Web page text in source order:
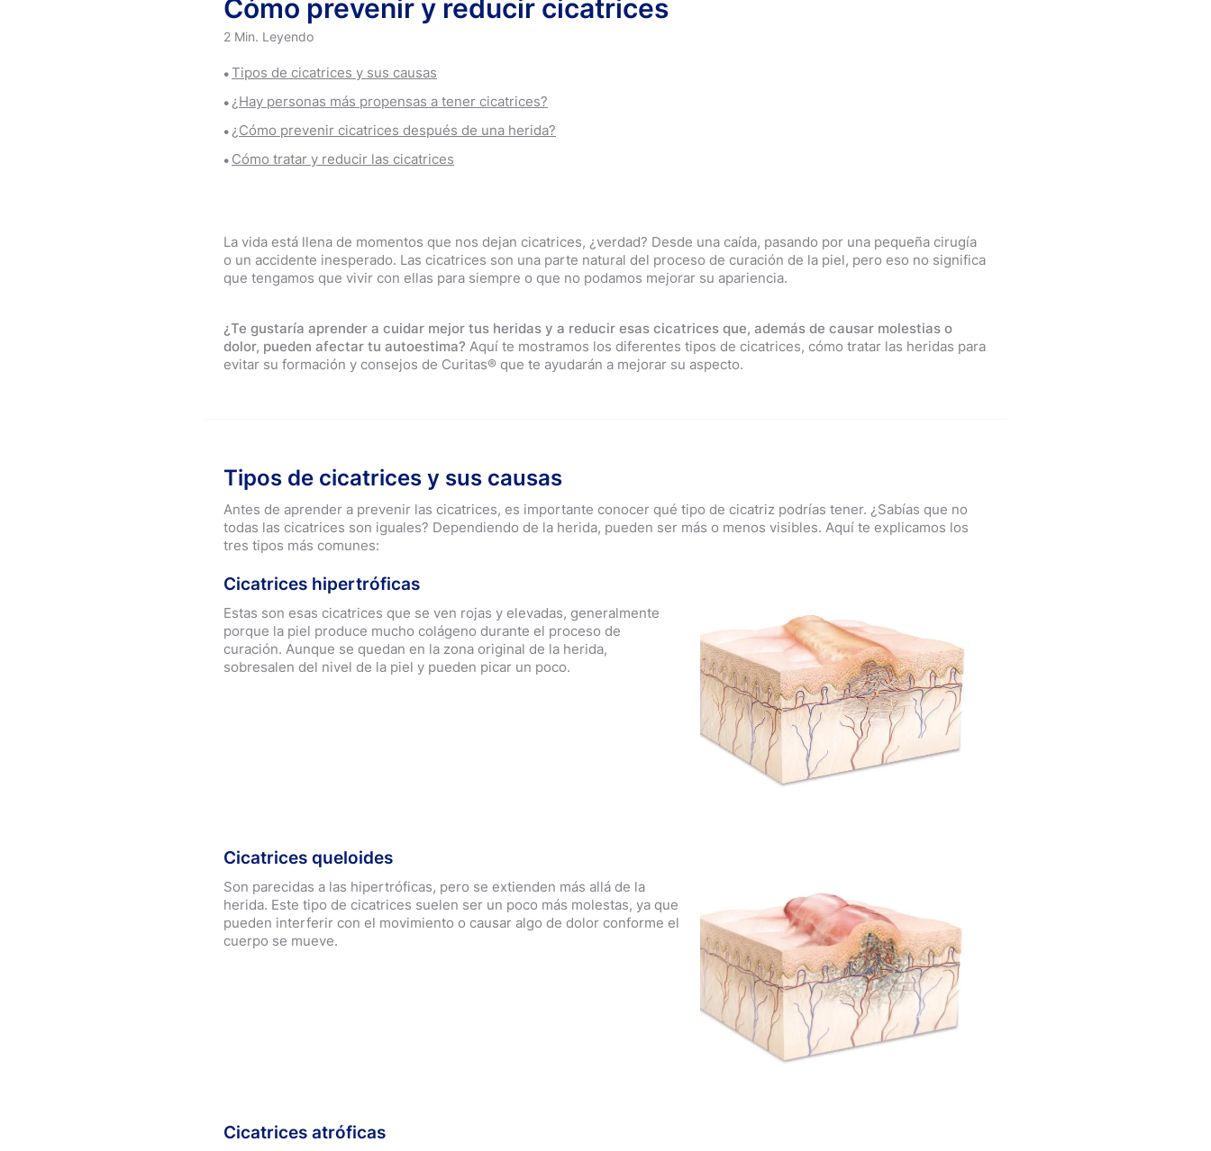
Cómo prevenir y reducir cicatrices
2 Min. Leyendo
Tipos de cicatrices y sus causas
¿Hay personas más propensas a tener cicatrices?
¿Cómo prevenir cicatrices después de una herida?
Cómo tratar y reducir las cicatrices
La vida está llena de momentos que nos dejan cicatrices, ¿verdad? Desde una caída, pasando por una pequeña cirugía
o un accidente inesperado. Las cicatrices son una parte natural del proceso de curación de la piel, pero eso no significa
que tengamos que vivir con ellas para siempre o que no podamos mejorar su apariencia.
¿Te gustaría aprender a cuidar mejor tus heridas y a reducir esas cicatrices que, además de causar molestias o
dolor, pueden afectar tu autoestima? Aquí te mostramos los diferentes tipos de cicatrices, cómo tratar las heridas para
evitar su formación y consejos de Curitas® que te ayudarán a mejorar su aspecto.
Tipos de cicatrices y sus causas
Antes de aprender a prevenir las cicatrices, es importante conocer qué tipo de cicatriz podrías tener. ¿Sabías que no
todas las cicatrices son iguales? Dependiendo de la herida, pueden ser más o menos visibles. Aquí te explicamos los
tres tipos más comunes:
Cicatrices hipertróficas
Estas son esas cicatrices que se ven rojas y elevadas, generalmente
porque la piel produce mucho colágeno durante el proceso de
curación. Aunque se quedan en la zona original de la herida,
sobresalen del nivel de la piel y pueden picar un poco.
Cicatrices queloides
Son parecidas a las hipertróficas, pero se extienden más allá de la
herida. Este tipo de cicatrices suelen ser un poco más molestas, ya que
pueden interferir con el movimiento o causar algo de dolor conforme el
cuerpo se mueve.
Cicatrices atróficas